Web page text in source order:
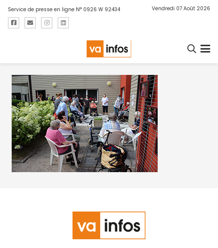
Service de presse en ligne N° 0926 W 92434 Vendredi 07 Août 2026